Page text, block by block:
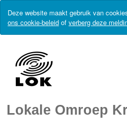
Deze website maakt gebruik van
ons cookie-beleid of verberg deze
Lokale Omroep